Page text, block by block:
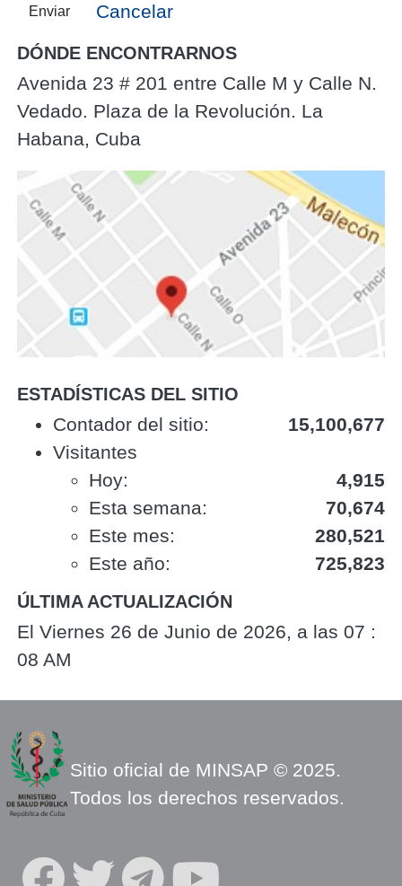
Enviar Cancelar
DÓNDE ENCONTRARNOS
Avenida 23 # 201 entre Calle M y Calle N.
Vedado. Plaza de la Revolución. La
Habana, Cuba
ESTADÍSTICAS DEL SITIO
‎Contador del sitio:‎
15,100,677
Visitantes
Hoy:
4,915
Esta semana:
70,674
Este mes:
280,521
Este año:
725,823
ÚLTIMA ACTUALIZACIÓN
El Viernes 26 de Junio de 2026, a las 07 :
08 AM
Sitio oficial de MINSAP © 2025.
Todos los derechos reservados.